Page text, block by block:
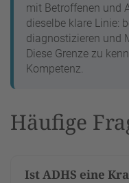
mit Betroffenen und
dieselbe klare Linie:
diagnostizieren und
Diese Grenze zu
Kompetenz.
Häufige
Ist ADHS eine